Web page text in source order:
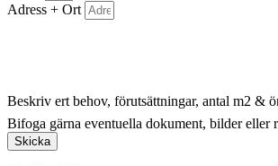
Adress + Ort
Beskriv ert behov, förutsättningar, antal m2 &
Bifoga gärna eventuella dokument, bilder eller
Skicka